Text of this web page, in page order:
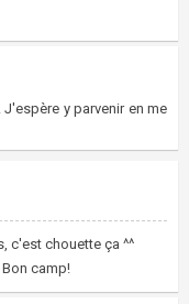
y parvenir en me
c'est chouette ça ^^
camp!